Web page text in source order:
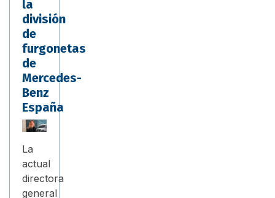
la
división
de
furgonetas
de
Mercedes-
Benz
España
La
actual
directora
general